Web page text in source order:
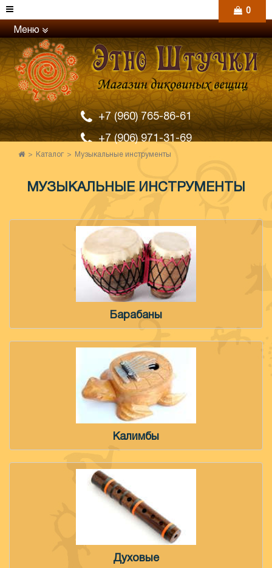
Меню
+7 (960) 765-86-61
+7 (906) 971-31-69
0
Каталог Музыкальные инструменты
МУЗЫКАЛЬНЫЕ ИНСТРУМЕНТЫ
Барабаны
Калимбы
Духовые